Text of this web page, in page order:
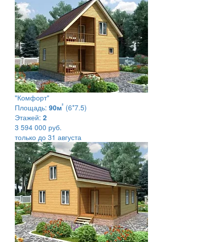
"Комфорт"
Площадь: 90м² (6*7.5)
Этажей: 2
3 594 000 руб.
только до 31 августа